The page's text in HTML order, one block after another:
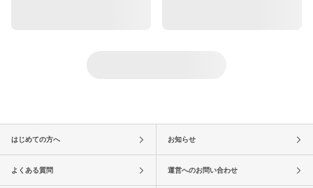
はじめての方へ お知らせ
よくある質問 運営へのお問い合わせ